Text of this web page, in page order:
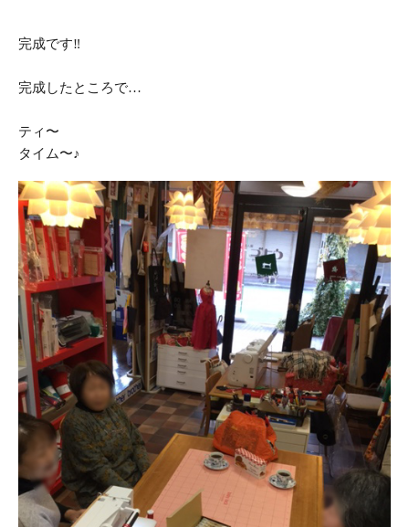
完成です‼︎
完成したところで…
ティ〜
タイム〜♪